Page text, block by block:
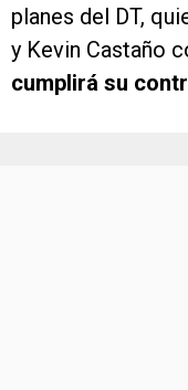
planes del DT,
y Kevin Castaño
cumplirá su